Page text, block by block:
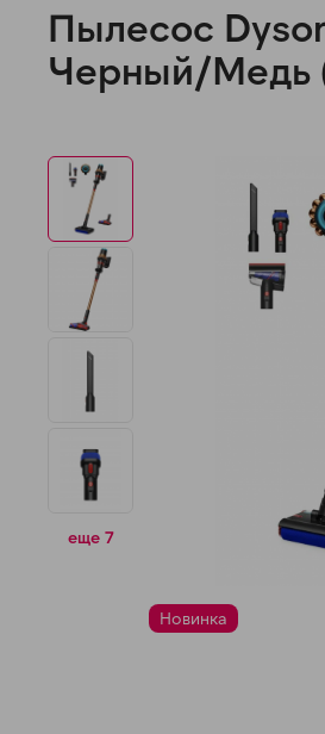
Пылесос
Черный/Медь
еще 7
Новинка